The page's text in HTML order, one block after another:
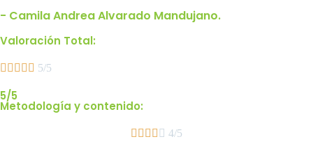
- Camila Andrea Alvarado Mandujano.
Valoración Total:
     5/5
5/5
Metodología y contenido:
     4/5